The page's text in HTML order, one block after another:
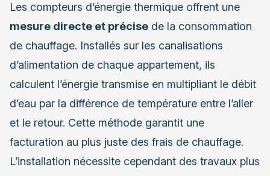
Les compteurs d’énergie thermique offrent une
mesure directe et précise de la consommation
de chauffage. Installés sur les canalisations
d’alimentation de chaque appartement, ils
calculent l’énergie transmise en multipliant le débit
d’eau par la différence de température entre l’aller
et le retour. Cette méthode garantit une
facturation au plus juste des frais de chauffage.
L’installation nécessite cependant des travaux plus